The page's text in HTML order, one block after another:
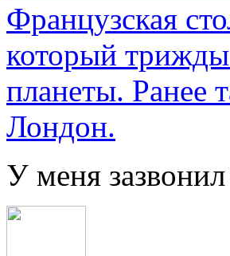
Французская
который
планеты. Ранее
Лондон.
У меня